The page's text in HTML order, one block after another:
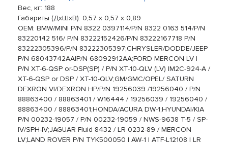
Вес, кг: 188
Габариты (ДхШхВ): 0,57 x 0,57 x 0,89
ОЕМ: BMW/MINI P/N 8322 0397114/P/N 8322 0163 514/P/N
83220142 516/ P/N 83222152426/P/N 83222167718 P/N
83222305396/P/N 83222305397;CHRYSLER/DODDE/JEEP
P/N 68043742AA|P/N 68092912AA;FORD MERCON LV |
P/N XT-6-QSP or-DSP(SP) / P/N XT-10-QLV (LV) |M2C-924-A /
XT-6-QSP or DSP / XT-10-QLV;GM/GMC/OPEL/ SATURN
DEXRON VI/DEXRON HP/P/N 19256039 /19256040 / P/N
88863400 / 88863401 / W16444 / 19256039 / 19256040 /
88863400 / 88863401;HONDA/ACURA DW-1;HYUNDAI/KIA
P/N 00232-19057 / P/N 00232-19059 / NWS-9638 T-5 / SP-
IV/SPH-IV;JAGUAR Fluid 8432 / LR 0232-89 / MERCON
LV;LAND ROVER P/N TYK500050 | AW-1 | ATF-L12108 | LR